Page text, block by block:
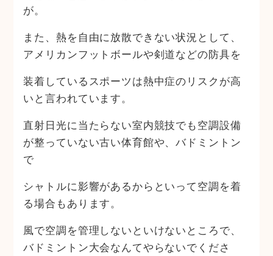
が。
また、熱を自由に放散できない状況として、
アメリカンフットボールや剣道などの防具を
装着しているスポーツは熱中症のリスクが高
いと言われています。
直射日光に当たらない室内競技でも空調設備
が整っていない古い体育館や、バドミントン
で
シャトルに影響があるからといって空調を着
る場合もあります。
風で空調を管理しないといけないところで、
バドミントン大会なんてやらないでくださ